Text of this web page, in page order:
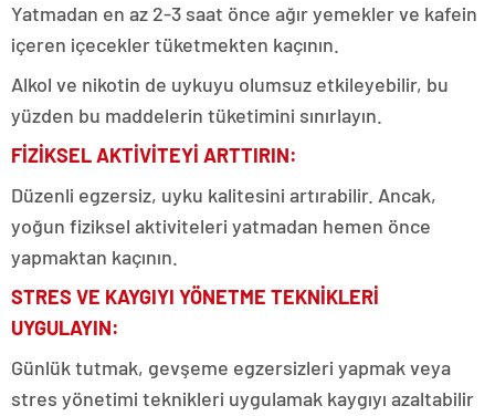
Yatmadan en az 2-3 saat önce ağır yemekler ve kafein
içeren içecekler tüketmekten kaçının.
Alkol ve nikotin de uykuyu olumsuz etkileyebilir, bu
yüzden bu maddelerin tüketimini sınırlayın.
FİZİKSEL AKTİVİTEYİ ARTTIRIN:
Düzenli egzersiz, uyku kalitesini artırabilir. Ancak,
yoğun fiziksel aktiviteleri yatmadan hemen önce
yapmaktan kaçının.
STRES VE KAYGIYI YÖNETME TEKNİKLERİ
UYGULAYIN:
Günlük tutmak, gevşeme egzersizleri yapmak veya
stres yönetimi teknikleri uygulamak kaygıyı azaltabilir